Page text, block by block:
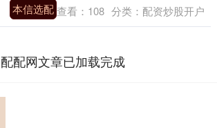
本信选配查看： 108 分类： 配资炒股开户
配配网文章已加载完成